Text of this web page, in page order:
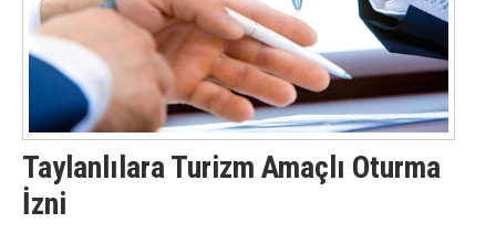
Taylanlılara Turizm Amaçlı Oturma
İzni